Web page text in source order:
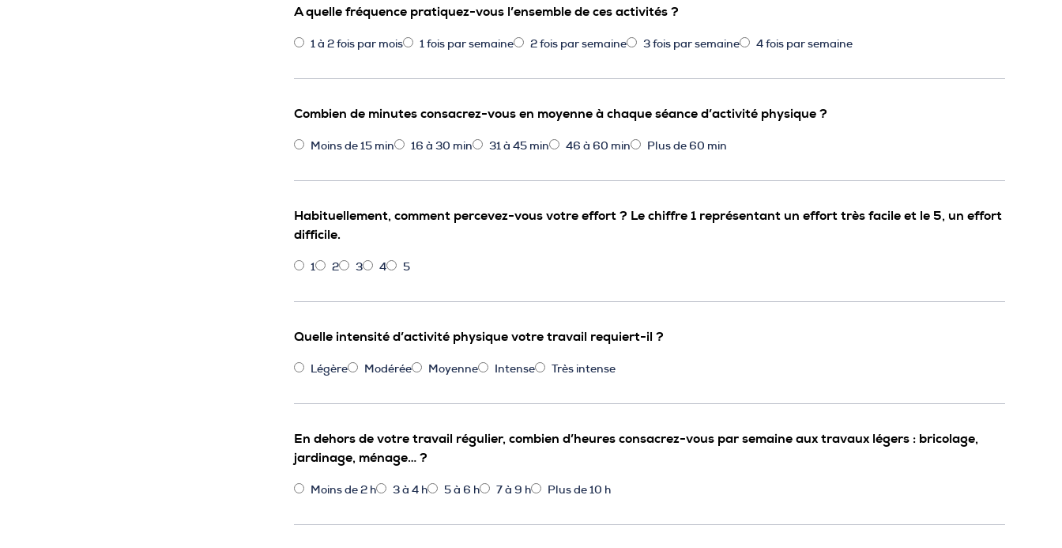
A quelle fréquence pratiquez-vous l’ensemble de ces activités ?
1 à 2 fois par mois 1 fois par semaine 2 fois par semaine 3 fois par semaine 4 fois par semaine
Combien de minutes consacrez-vous en moyenne à chaque séance d’activité physique ?
Moins de 15 min 16 à 30 min 31 à 45 min 46 à 60 min Plus de 60 min
Habituellement, comment percevez-vous votre effort ? Le chiffre 1 représentant un effort très facile et le 5, un effort
difficile.
1 2 3 4 5
Quelle intensité d’activité physique votre travail requiert-il ?
Légère Modérée Moyenne Intense Très intense
En dehors de votre travail régulier, combien d’heures consacrez-vous par semaine aux travaux légers : bricolage,
jardinage, ménage… ?
Moins de 2 h 3 à 4 h 5 à 6 h 7 à 9 h Plus de 10 h